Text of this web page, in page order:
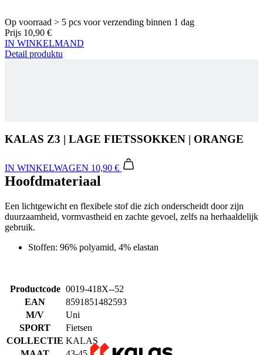
duurzaamheid, vormvastheid en zachte gevoel, zelfs na herhaaldelijk
gebruik.
EAN
8591851482593
COLLECTIE KALAS
MAAT
43-45
Alternatieve producten
KALAS Z3 | Hoge Fietssokken Verano | white